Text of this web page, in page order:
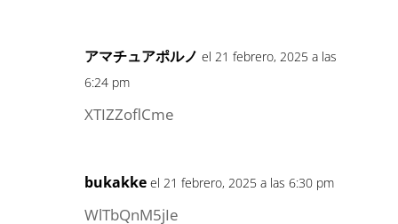
アマチュアポルノ el 21 febrero, 2025 a las
6:24 pm
XTIZZoflCme
bukakke el 21 febrero, 2025 a las 6:30 pm
WlTbQnM5jIe